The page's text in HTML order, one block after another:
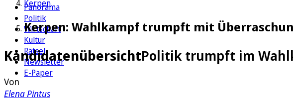
Panorama
Politik
Wirtschaft
Kultur
Rätsel
Newsletter
E-Paper
Kerpen
Kerpen: Wahlkampf trumpft mit
KandidatenübersichtPolitik trumpft im
Von
Elena Pintus